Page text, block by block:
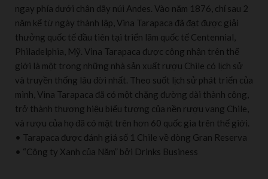
ngay phía dưới chân dãy núi Andes. Vào năm 1876, chỉ sau 2
năm kể từ ngày thành lập, Vina Tarapaca đã đạt được giải
thưởng quốc tế đầu tiên tại triển lãm quốc tế Centennial,
Philadelphia, Mỹ. Vina Tarapaca được công nhận trên thế
giới là một trong những nhà sản xuất rượu Chile có lịch sử
và truyền thống lâu đời nhất. Theo suốt lịch sử phát triển của
mình, Vina Tarapaca đã có một chặng đường dài thành công,
trở thành thương hiệu biểu tượng của nền rượu vang Chile,
và rượu của họ đã có mặt trên hơn 60 quốc gia trên thế giới.
• Tarapaca được đánh giá số 1 Chile về dòng Gran Reserva
• “Công ty Xanh của Năm” bởi Drinks Business